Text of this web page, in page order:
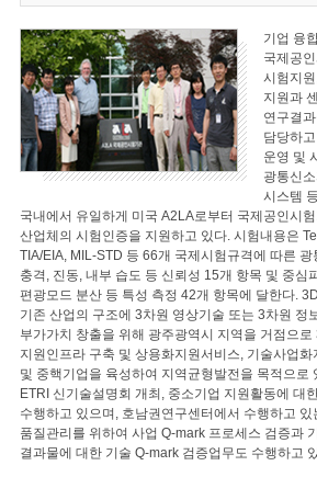
기업 융
국제공
시험지
지원과
연구결
담당하
운영 및
광통신
시스템
국내에서 유일하게 미국 A2LA로부터 국제공인시
산업체의 시험인증을 지원하고 있다. 시험내용은
TIA/EIA, MIL-STD 등 66개 국제시험규격에 따른 광
충격, 진동, 내부 습도 등 신뢰성 15개 항목 및 중심
편광모드 분산 등 특성 측정 42개 항목에 달한다.
기존 산업의 구조에 3차원 영상기술 또는 3차원 정
부가가치 창출을 위해 광주광역시 지역을 거점으
지원인프라 구축 및 상용화지원서비스, 기술사업
및 중핵기업을 육성하여 지역균형발전을 목적으로
ETRI 신기술설명회 개최, 중소기업 지원활동에 대
수행하고 있으며, 호남권연구센터에서 수행하고
품질관리를 위하여 사업 Q-mark 프로세스 검증과
결과물에 대한 기술 Q-mark 검증업무도 수행하고